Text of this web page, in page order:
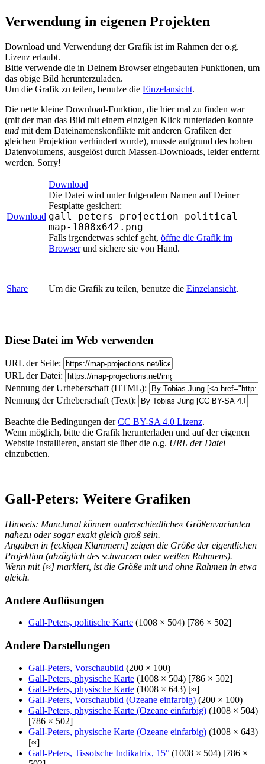
Verwendung in eigenen Projekten
Download und Verwendung der Grafik ist im Rahmen der o.g.
Lizenz erlaubt.
Bitte verwende die in Deinem Browser eingebauten Funktionen, um
das obige Bild herunterzuladen.
Um die Grafik zu teilen, benutze die Einzelansicht.
Die nette kleine Download-Funktion, die hier mal zu finden war
(mit der man das Bild mit einem einzigen Klick runterladen konnte
und mit dem Dateinamenskonflikte mit anderen Grafiken der
gleichen Projektion verhindert wurde), musste aufgrund des hohen
Datenvolumens, ausgelöst durch Massen-Downloads, leider entfernt
werden. Sorry!
Download
Download
Die Datei wird unter folgendem Namen auf Deiner
Festplatte gesichert:
gall-peters-projection-political-
map-1008x642.png
Falls irgendetwas schief geht, öffne die Grafik im
Browserund sichere sie von Hand.
Share Um die Grafik zu teilen, benutze die Einzelansicht.
Diese Datei im Web verwenden
URL der Seite:
URL der Datei:
Nennung der Urheberschaft (HTML):
Nennung der Urheberschaft (Text):
Beachte die Bedingungen derCC BY-SA 4.0 Lizenz.
Wenn möglich, bitte die Grafik herunterladen und auf der eigenen
Website installieren, anstatt sie über die o.g. URL der Datei
einzubetten.
Gall-Peters: Weitere Grafiken
Hinweis: Manchmal können »unterschiedliche« Größenvarianten
nahezu oder sogar exakt gleich groß sein.
Angaben in [eckigen Klammern] zeigen die Größe der eigentlichen
Projektion (abzüglich des schwarzen oder weißen Rahmens).
Wenn mit [≈] markiert, ist die Größe mit und ohne Rahmen in etwa
gleich.
Andere Auflösungen
Gall-Peters, politische Karte (1008 × 504) [786 × 502]
Andere Darstellungen
Gall-Peters, Vorschaubild (200 × 100)
Gall-Peters, physische Karte (1008 × 504) [786 × 502]
Gall-Peters, physische Karte (1008 × 643) [≈]
Gall-Peters, Vorschaubild (Ozeane einfarbig) (200 × 100)
Gall-Peters, physische Karte (Ozeane einfarbig) (1008 × 504)
[786 × 502]
Gall-Peters, physische Karte (Ozeane einfarbig) (1008 × 643)
[≈]
Gall-Peters, Tissotsche Indikatrix, 15° (1008 × 504) [786 ×